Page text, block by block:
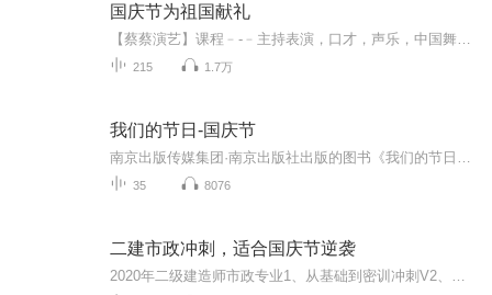
国庆节为祖国献礼
215 1.7万
我们的节日-国庆节
35 8076
二建市政冲刺，适合国庆节逆袭